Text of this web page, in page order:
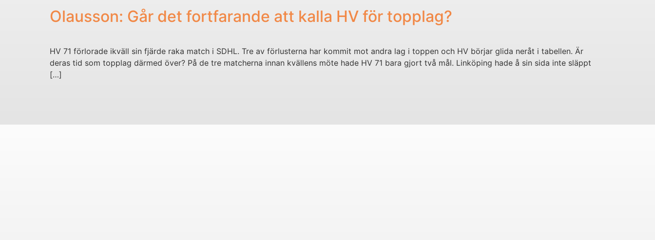
Olausson: Går det fortfarande att kalla HV för topplag?
HV 71 förlorade ikväll sin fjärde raka match i SDHL. Tre av förlusterna har kommit mot andra lag i toppen och HV börjar glida neråt i tabellen. Är
deras tid som topplag därmed över? På de tre matcherna innan kvällens möte hade HV 71 bara gjort två mål. Linköping hade å sin sida inte släppt
[…]